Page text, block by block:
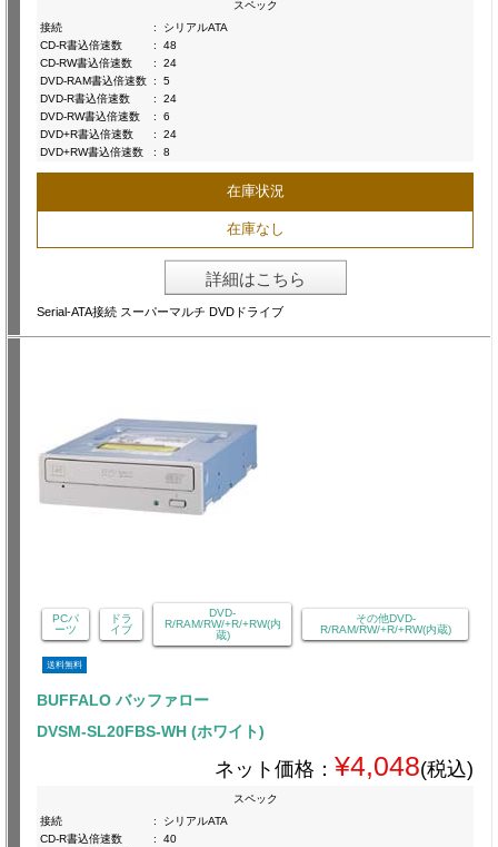
スペック
接続
:
シリアルATA
CD-R書込倍速数
:
48
CD-RW書込倍速数
:
24
DVD-RAM書込倍速数 :
5
DVD-R書込倍速数
:
24
DVD-RW書込倍速数
:
6
DVD+R書込倍速数
:
24
DVD+RW書込倍速数
: 8
在庫状況
在庫なし
詳細はこちら
Serial-ATA接続 スーパーマルチ DVDドライブ
PCパ
ーツ
ドラ
イブ
DVD-
R/RAM/RW/+R/+RW(内
蔵)
その他DVD-
R/RAM/RW/+R/+RW(内蔵)
送料無料
BUFFALO バッファロー
DVSM-SL20FBS-WH (ホワイト)
ネット価格： ¥4,048(税込)
スペック
接続
:
シリアルATA
CD-R書込倍速数
:
40